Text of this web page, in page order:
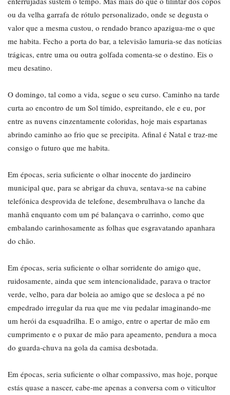
ou da velha garrafa de rótulo personalizado, onde se degusta o
valor que a mesma custou, o rendado branco apazigua-me o que
me habita. Fecho a porta do bar, a televisão lamuria-se das notícias
trágicas, entre uma ou outra golfada comenta-se o destino. Eis o
meu desatino.
O domingo, tal como a vida, segue o seu curso. Caminho na tarde
curta ao encontro de um Sol tímido, espreitando, ele e eu, por
entre as nuvens cinzentamente coloridas, hoje mais espartanas
abrindo caminho ao frio que se precipita. Afinal é Natal e traz-me
consigo o futuro que me habita.
Em épocas, seria suficiente o olhar inocente do jardineiro
municipal que, para se abrigar da chuva, sentava-se na cabine
telefónica desprovida de telefone, desembrulhava o lanche da
manhã enquanto com um pé balançava o carrinho, como que
embalando carinhosamente as folhas que esgravatando apanhara
do chão.
Em épocas, seria suficiente o olhar sorridente do amigo que,
ruidosamente, ainda que sem intencionalidade, parava o tractor
verde, velho, para dar boleia ao amigo que se desloca a pé no
empedrado irregular da rua que me viu pedalar imaginando-me
um herói da esquadrilha. E o amigo, entre o apertar de mão em
cumprimento e o puxar de mão para apeamento, pendura a moca
do guarda-chuva na gola da camisa desbotada.
Em épocas, seria suficiente o olhar compassivo, mas hoje, porque
estás quase a nascer, cabe-me apenas a conversa com o viticultor